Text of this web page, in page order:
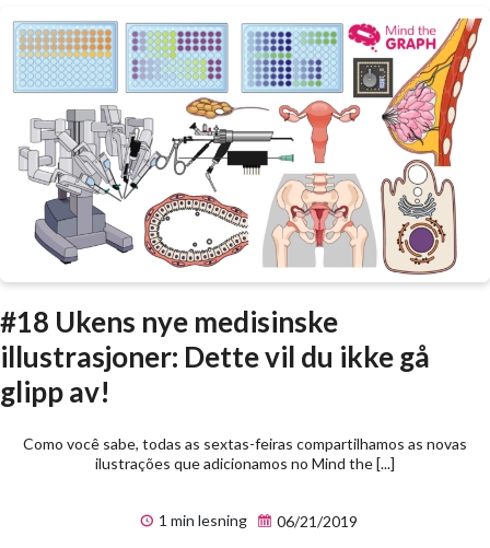
#18 Ukens nye medisinske
illustrasjoner: Dette vil du ikke gå
glipp av!
Como você sabe, todas as sextas-feiras compartilhamos as novas
ilustrações que adicionamos no Mind the [...]
1 min lesning 06/21/2019